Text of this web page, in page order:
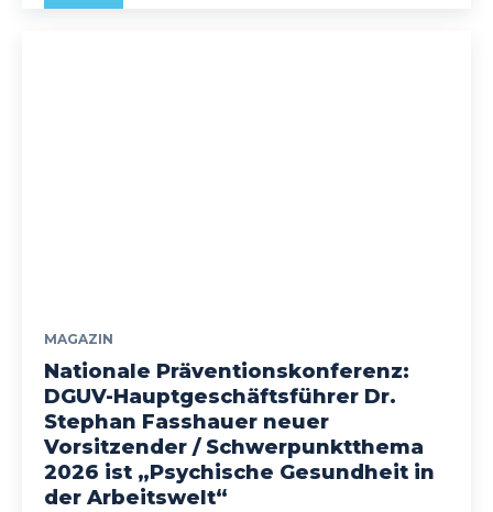
MAGAZIN
Nationale Präventionskonferenz:
DGUV-Hauptgeschäftsführer Dr.
Stephan Fasshauer neuer
Vorsitzender / Schwerpunktthema
2026 ist „Psychische Gesundheit in
der Arbeitswelt“